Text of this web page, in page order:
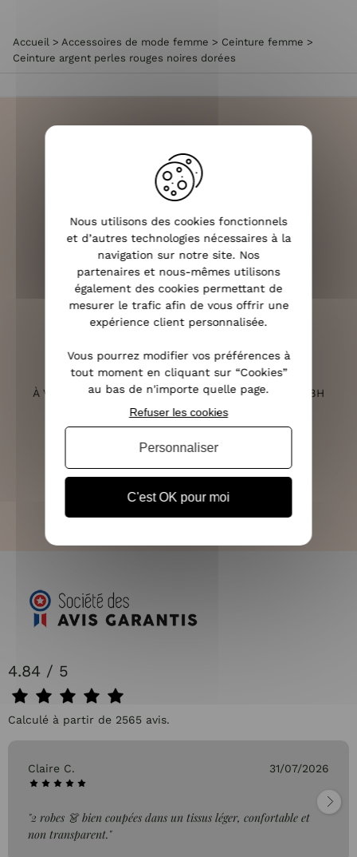
Accueil > Accessoires de mode femme > Ceinture femme >
Ceinture argent perles rouges noires dorées
LIVRAISON RAPIDE
OFFERTE DÈS 70€
RETOURS SOUS 14 JOURS
(VOIR LES CONDITIONS)
SERVICE CLIENT
À VOTRE ÉCOUTE DU LUNDI AU SAMEDI DE 10H À 18H
PAIEMENT 100% SÉCURISÉ
CB, PAYPAL, APPLE PAY ET 3X SANS FRAIS
4.84 / 5
Calculé à partir de 2565 avis.
Claire C. 31/07/2026
"2 robes 👗 bien coupées dans un tissus léger, confortable et
non transparent."
Nous utilisons des cookies fonctionnels
et d’autres technologies nécessaires à la
navigation sur notre site. Nos
partenaires et nous-mêmes utilisons
également des cookies permettant de
mesurer le trafic afin de vous offrir une
expérience client personnalisée.
Vous pourrez modifier vos préférences à
tout moment en cliquant sur “Cookies”
au bas de n'importe quelle page.
C'est OK pour moi
Refuser les cookies
Personnaliser